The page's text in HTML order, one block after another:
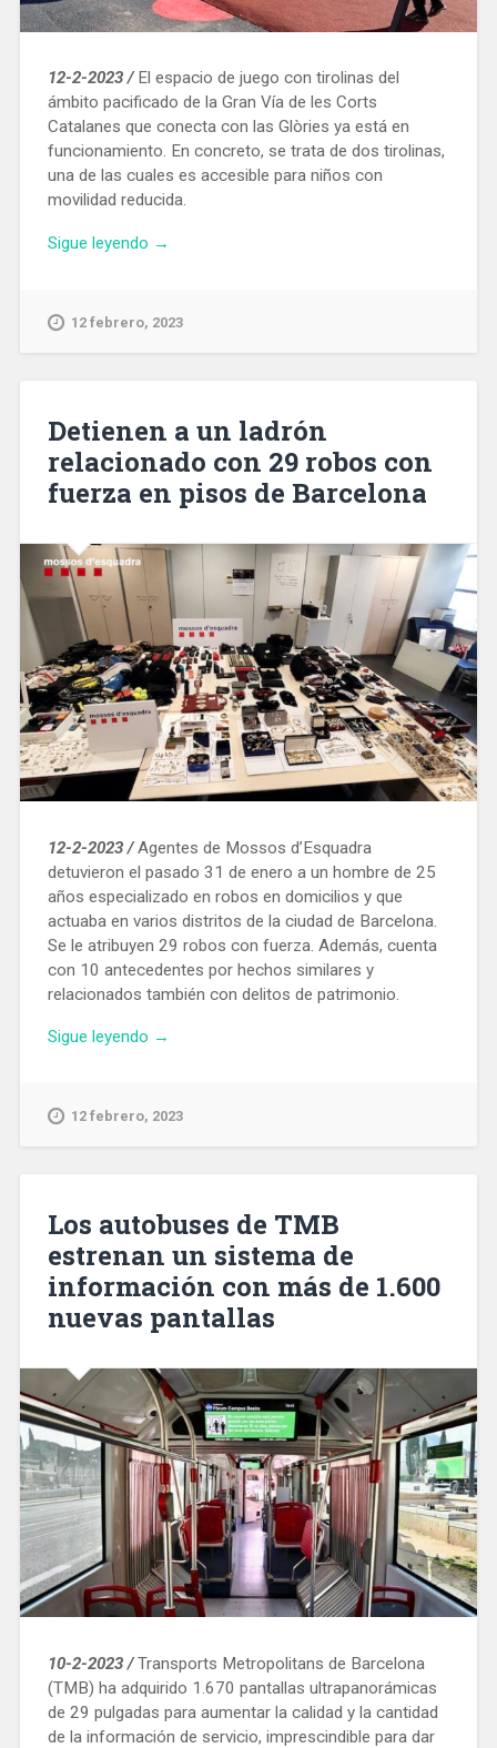
12-2-2023 /El espacio de juego con tirolinas del
ámbito pacificado de la Gran Vía de les Corts
Catalanes que conecta con las Glòries ya está en
funcionamiento. En concreto, se trata de dos tirolinas,
una de las cuales es accesible para niños con
movilidad reducida.
Sigue leyendo «Entra
una
dos
tirolinas
en
pacificado
de
Gran
Via»
→
12 febrero, 2023
Detienen a un ladrón
relacionado con 29 robos con
fuerza en pisos de Barcelona
12-2-2023 /Agentes de Mossos d’Esquadra
detuvieron el pasado 31 de enero a un hombre de 25
años especializado en robos en domicilios y que
actuaba en varios distritos de la ciudad de Barcelona.
Se le atribuyen 29 robos con fuerza. Además, cuenta
con 10 antecedentes por hechos similares y
relacionados también con delitos de patrimonio.
Sigue leyendo «Detienen
ladrón
con
fuerza
en
de
→
12 febrero, 2023
Los autobuses de TMB
estrenan un sistema de
información con más de 1.600
nuevas pantallas
10-2-2023 /Transports Metropolitans de Barcelona
(TMB) ha adquirido 1.670 pantallas ultrapanorámicas
de 29 pulgadas para aumentar la calidad y la cantidad
de la información de servicio, imprescindible para dar